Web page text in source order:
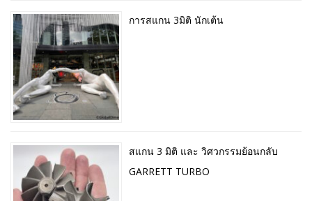
การสแกน 3มิติ นักเต้น
สแกน 3 มิติ และ วิศวกรรมย้อนกลับ
GARRETT TURBO